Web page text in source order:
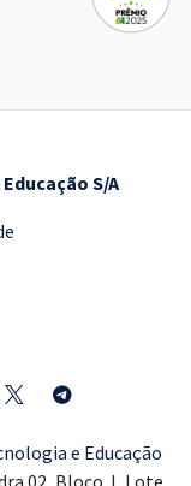
S/A
e Educação
02, Bloco J, Lote